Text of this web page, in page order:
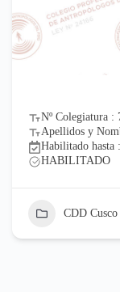
Nº Colegiatura :
Apellidos y
Habilitado hasta
HABILITADO
CDD Cusco